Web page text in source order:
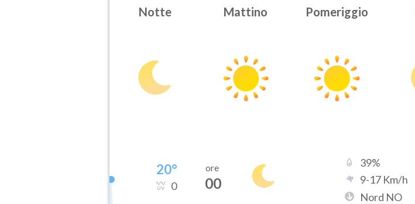
Notte Mattino Pomeriggio
20°
0
ore
00
39%
9-17 Km/h
Nord NO